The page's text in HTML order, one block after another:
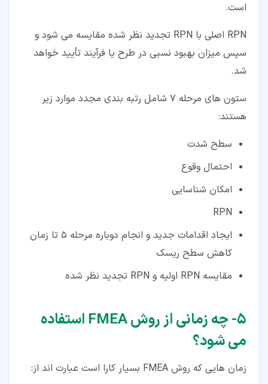
است.
RPN اصلی با RPN تجدید نظر شده مقایسه می شود و
سپس میزان بهبود نسبی در طرح یا فرآیند تأیید خواهد
شد.
ستون های مرحله 7 شامل رتبه بندی مجدد موارد زیر
هستند:
سطح شدت
احتمال وقوع
امکان شناسایی
RPN
ایجاد اقدامات جدید و انجام دوباره مرحله 5 تا زمان
کاهش سطح ریسک
مقایسه RPN اولیه و RPN تجدید نظر شده
۵‏- چه زمانی از روش FMEA استفاده
می شود؟
زمان هایی که روش FMEA بسیار کارا است عبارت اند از: